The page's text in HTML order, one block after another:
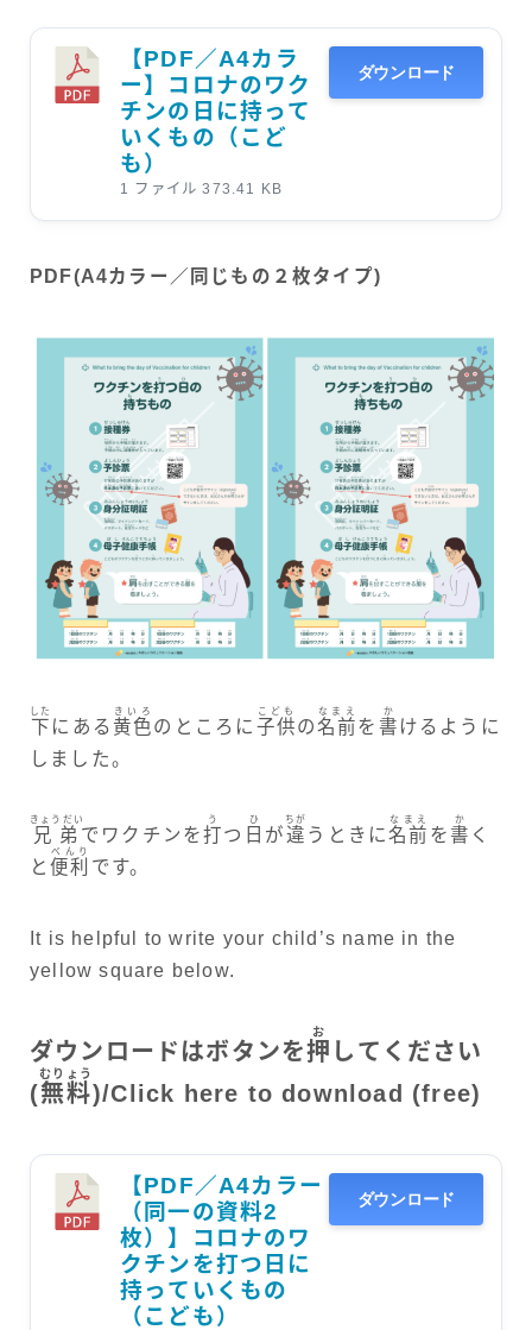
【PDF／A4カラ
ー】コロナのワク
チンの日に持って
いくもの（こど
も）
1 ファイル373.41 KB
ダウンロード
PDF(A4カラー／同じもの２枚タイプ)
下
した
にある黄色
きいろ
のところに 子供
こども
の名前
なまえ
を 書
か
けるように
しました。
兄弟
きょうだい
でワクチンを打
う
つ 日
ひ
が違
ちが
うときに名前
なまえ
を書
か
く
と便利
べんり
です。
It is helpful to write your child’s name in the
yellow square below.
ダウンロードはボタンを押
お
してください
(無料
むりょう
)/Click here to download (free)
【PDF／A4カラー
（同一の資料2
枚）】コロナのワ
クチンを打つ日に
持っていくもの
（こども）
ダウンロード